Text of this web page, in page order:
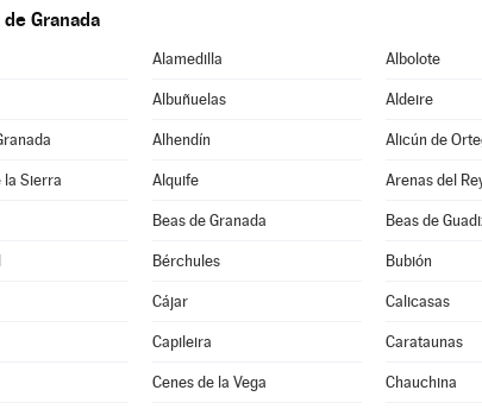
Granada
Alamedilla Albolote
Albuñuelas Aldeire
Alhendín Alicún de
la Sierra Alquife Arenas del
Beas de Granada Beas de
Bérchules Bubión
Cájar Calicasas
Capileira Carataunas
Cenes de la Vega Chauchina